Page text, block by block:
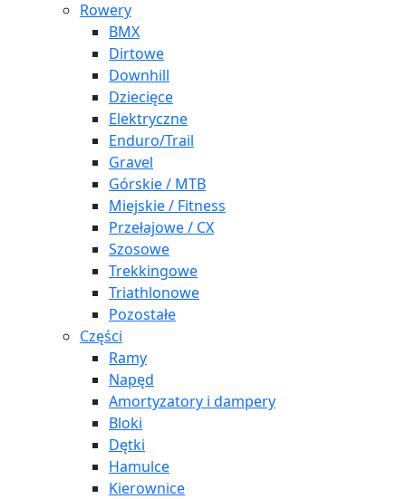
Rowery
BMX
Dirtowe
Downhill
Dziecięce
Elektryczne
Enduro/Trail
Gravel
Górskie / MTB
Miejskie / Fitness
Przełajowe / CX
Szosowe
Trekkingowe
Triathlonowe
Pozostałe
Części
Ramy
Napęd
Amortyzatory i dampery
Bloki
Dętki
Hamulce
Kierownice